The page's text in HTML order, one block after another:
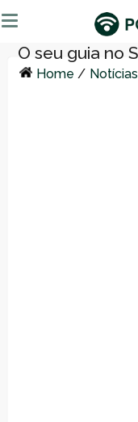
Home / Notícias